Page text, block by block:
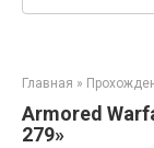
Главная »
Armored
279»